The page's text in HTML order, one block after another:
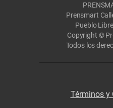
Prensmart
Pueblo
Copyright ©
Todos los
Términos y